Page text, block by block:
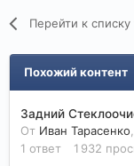
Перейти к
Похожий контент
Задний
От Иван Тарасенко
1 ответ 1 932